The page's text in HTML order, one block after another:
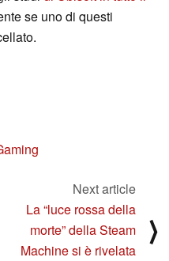
se uno di questi
Next article
La “luce rossa della
morte” della Steam
Machine si è rivelata
⟩